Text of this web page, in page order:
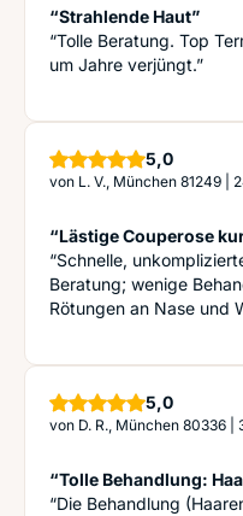
“Strahlende Haut”
“Tolle Beratung. Top
um Jahre verjüngt.”
5,0Sterne
von L. V., München 81249
“Lästige Couperose
“Schnelle,
Beratung; wenige
Rötungen an Nase und
5,0Sterne
von D. R., München 80336
“Tolle Behandlung:
“Die Behandlung